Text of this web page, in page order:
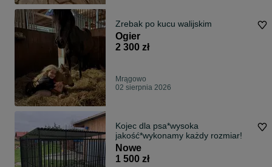
Zrebak po kucu walijskim
Ogier
2 300 zł
Mrągowo
02 sierpnia 2026
Kojec dla psa*wysoka
jakość*wykonamy każdy rozmiar!
Nowe
1 500 zł